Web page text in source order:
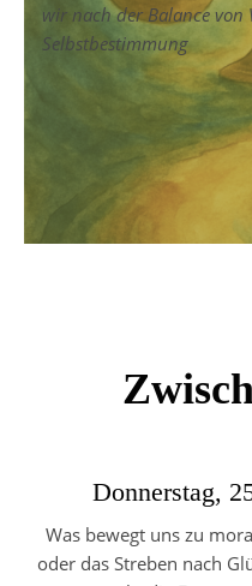
wir nach der Balance
Selbstbestimmung
Donnerstag,
Was bewegt uns zu
oder das Streben nach